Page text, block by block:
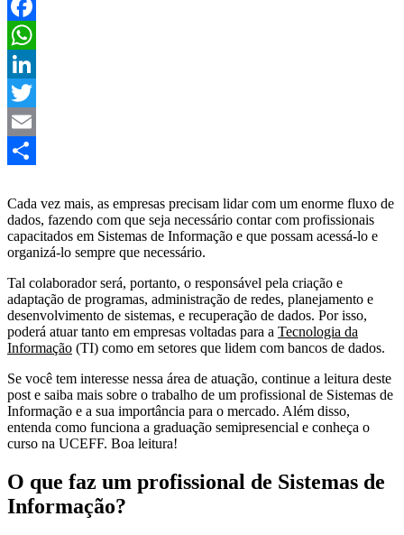
Facebook
WhatsApp
LinkedIn
Twitter
Email
Cada vez mais, as empresas precisam lidar com um enorme fluxo de
dados, fazendo com que seja necessário contar com profissionais
capacitados em Sistemas de Informação e que possam acessá-lo e
organizá-lo sempre que necessário.
Tal colaborador será, portanto, o responsável pela criação e
adaptação de programas, administração de redes, planejamento e
desenvolvimento de sistemas, e recuperação de dados. Por isso,
poderá atuar tanto em empresas voltadas para a Tecnologia da
Informação (TI) como em setores que lidem com bancos de dados.
Se você tem interesse nessa área de atuação, continue a leitura deste
post e saiba mais sobre o trabalho de um profissional de Sistemas de
Informação e a sua importância para o mercado. Além disso,
entenda como funciona a graduação semipresencial e conheça o
curso na UCEFF. Boa leitura!
O que faz um profissional de Sistemas de
Informação?